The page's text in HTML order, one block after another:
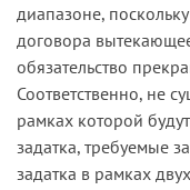
диапазоне,
договора
обязательство
Соответственно, не
рамках которой
задатка, требуемые
задатка в рамках